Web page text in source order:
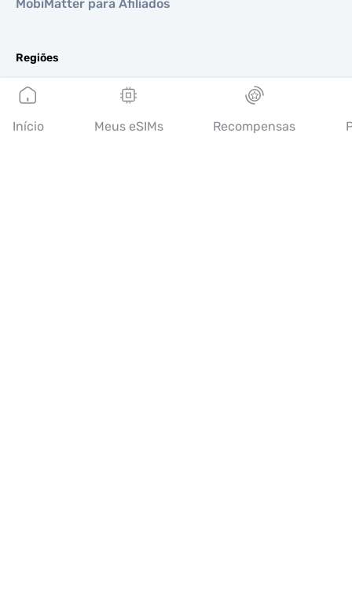
MobiMatter para Afiliados
Regiões
eSIM para Europa
eSIM para Ásia
eSIM para Américas
Início Meus eSIMs Recompensas